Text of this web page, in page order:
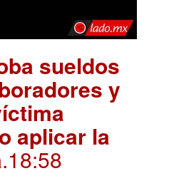
sueldos
y
aplicar la
.18:58